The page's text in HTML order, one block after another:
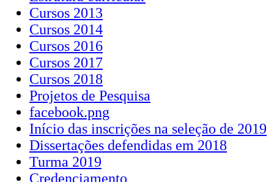
Cursos 2013
Cursos 2014
Cursos 2016
Cursos 2017
Cursos 2018
Projetos de Pesquisa
facebook.png
Início das inscrições na seleção de 2019
Dissertações defendidas em 2018
Turma 2019
Credenciamento